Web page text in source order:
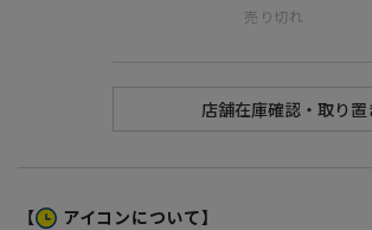
売り切れ
【 アイコンについて】